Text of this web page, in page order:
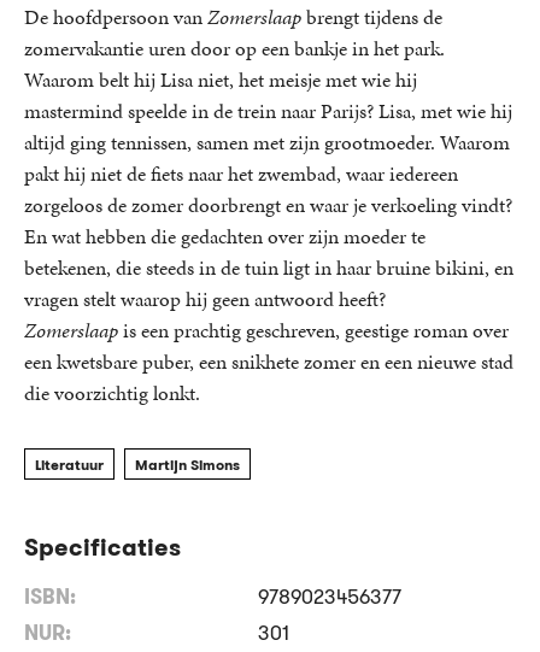
De hoofdpersoon vanZomerslaapbrengt tijdens de
zomervakantie uren door op een bankje in het park.
Waarom belt hij Lisa niet, het meisje met wie hij
mastermind speelde in de trein naar Parijs? Lisa, met wie hij
altijd ging tennissen, samen met zijn grootmoeder. Waarom
pakt hij niet de fiets naar het zwembad, waar iedereen
zorgeloos de zomer doorbrengt en waar je verkoeling vindt?
En wat hebben die gedachten over zijn moeder te
betekenen, die steeds in de tuin ligt in haar bruine bikini, en
vragen stelt waarop hij geen antwoord heeft?
Zomerslaapis een prachtig geschreven, geestige roman over
een kwetsbare puber, een snikhete zomer en een nieuwe stad
die voorzichtig lonkt.
Literatuur Martijn Simons
Specificaties
ISBN:
9789023456377
NUR:
301